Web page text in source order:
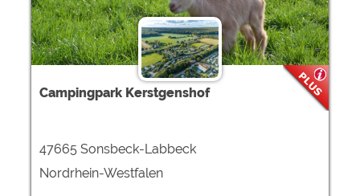
Campingpark Kerstgenshof
47665 Sonsbeck-Labbeck
Nordrhein-Westfalen